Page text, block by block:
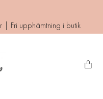
Fri upphämtning i butik